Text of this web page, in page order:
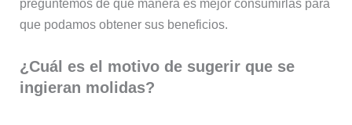
preguntemos de qué manera es mejor consumirlas para
que podamos obtener sus beneficios.
¿Cuál es el motivo de sugerir que se
ingieran molidas?